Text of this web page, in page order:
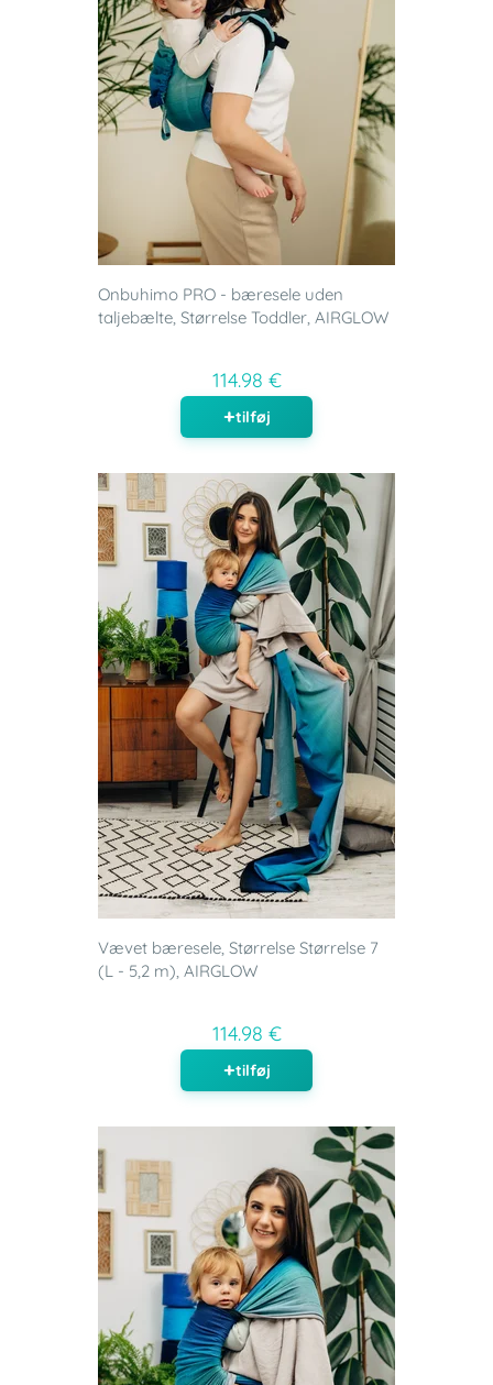
Onbuhimo PRO - bæresele uden
taljebælte, Størrelse Toddler, AIRGLOW
114.98 €
tilføj
Vævet bæresele, Størrelse Størrelse 7
(L - 5,2 m), AIRGLOW
114.98 €
tilføj